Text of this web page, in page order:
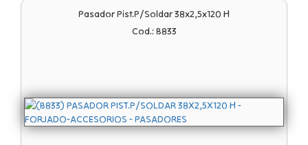
Pasador Pist.p/soldar 38x2,5x120 H
Cod.: B833